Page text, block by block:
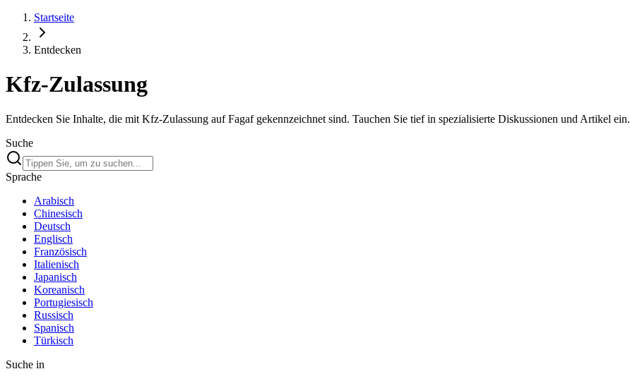
Startseite
Entdecken
Kfz-Zulassung
Entdecken Sie Inhalte, die mit Kfz-Zulassung auf Fagaf gekennzeichnet sind. Tauchen Sie tief in spezialisierte Diskussionen und Artikel ein.
Suche
Sprache
Arabisch
Chinesisch
Deutsch
Englisch
Französisch
Italienisch
Japanisch
Koreanisch
Portugiesisch
Russisch
Spanisch
Türkisch
Suche in